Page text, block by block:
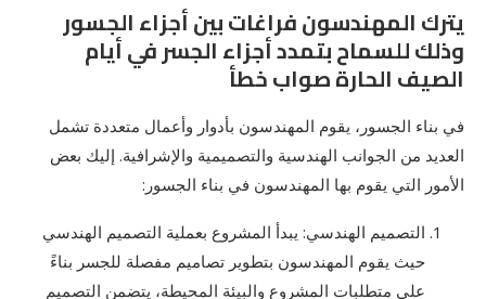
يترك المهندسون فراغات بين أجزاء الجسور
وذلك للسماح بتمدد أجزاء الجسر في أيام
الصيف الحارة صواب خطأ
في بناء الجسور، يقوم المهندسون بأدوار وأعمال متعددة تشمل
العديد من الجوانب الهندسية والتصميمية والإشرافية. إليك بعض
الأمور التي يقوم بها المهندسون في بناء الجسور:
التصميم الهندسي: يبدأ المشروع بعملية التصميم الهندسي
حيث يقوم المهندسون بتطوير تصاميم مفصلة للجسر بناءً
على متطلبات المشروع والبيئة المحيطة، يتضمن التصميم